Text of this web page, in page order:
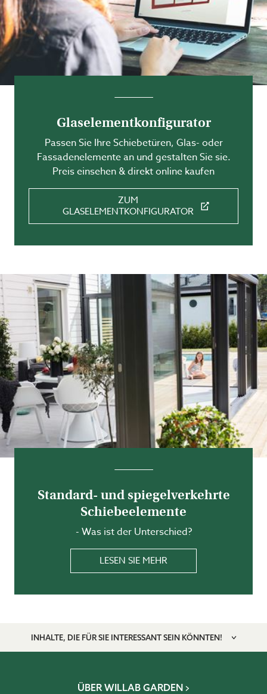
Glaselementkonfigurator
Passen Sie Ihre Schiebetüren, Glas- oder
Fassadenelemente an und gestalten Sie sie.
Preis einsehen & direkt online kaufen
ZUM
GLASELEMENTKONFIGURATOR
Standard- und spiegelverkehrte
Schiebeelemente
- Was ist der Unterschied?
LESEN SIE MEHR
INHALTE, DIE FÜR SIE INTERESSANT SEIN KÖNNTEN!
ÜBER WILLAB GARDEN